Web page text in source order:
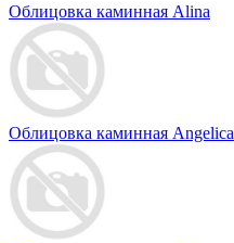
Облицовка каминная Alina
Облицовка каминная Angelica